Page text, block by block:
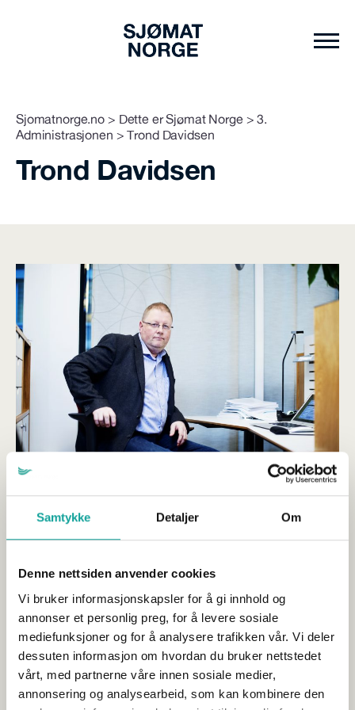
Samtykke Detaljer Om
Denne nettsiden anvender cookies
Vi bruker informasjonskapsler for å gi innhold og
annonser et personlig preg, for å levere sosiale
mediefunksjoner og for å analysere trafikken vår. Vi deler
dessuten informasjon om hvordan du bruker nettstedet
vårt, med partnerne våre innen sosiale medier,
annonsering og analysearbeid, som kan kombinere den
Sjomatnorge.no > Dette er Sjømat Norge>3.
Administrasjonen >Trond Davidsen
Trond Davidsen
Trond Davidsen er direktør for internasjonale relasjoner,
reguleringer, toll og ulike eksportvilkår. Davidsen har også
Davidsen er utdannet Cand.polit. med hovedfag i
Statsvitenskap fra Uppsala universitet og Universitetet i
Tromsø. Han har bakgrunn som forsker innen
øststatskunnskap, lang erfaring fra arbeid med
markedsadgang og handelspolitiske spørsmål og har
innehatt ledende verv i en rekke sjømatorganisasjoner og